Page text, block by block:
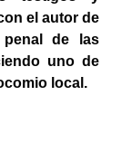
el autor de
de las
uno de
local.